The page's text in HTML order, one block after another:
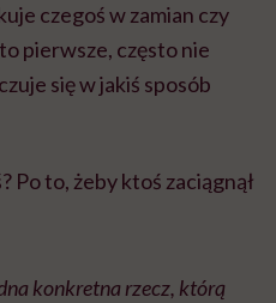
czegoś w zamian czy
pierwsze, często nie
się w jakiś sposób
Po to, żeby ktoś zaciągnął
konkretna rzecz, którą